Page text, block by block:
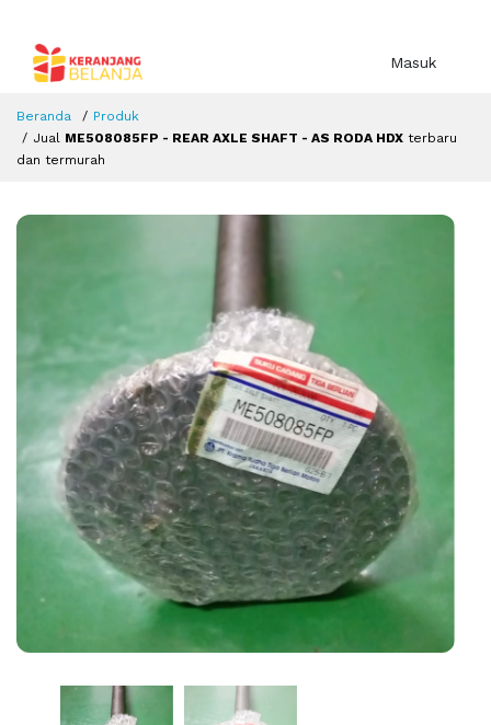
Masuk
Beranda
Produk
Jual ME508085FP - REAR AXLE SHAFT - AS RODA HDX terbaru
dan termurah